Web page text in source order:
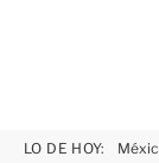
LO DE HOY: